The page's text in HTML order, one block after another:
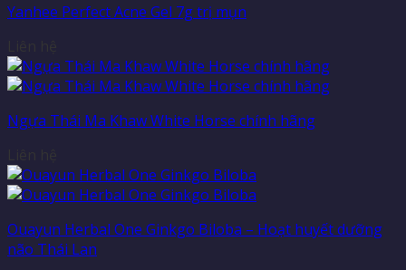
Yanhee Perfect Acne Gel 7g trị mụn
Ngựa Thái Ma Khaw White Horse chính hãng
Ouayun Herbal One Ginkgo Biloba – Hoạt huyết dưỡng
não Thái Lan